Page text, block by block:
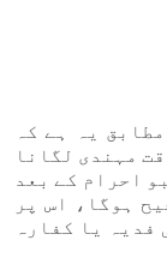
یہ ہے کہ
مہندی لگانا
احرام کے بعد
ہوگا، اس پر
فدیہ یا کفارہ